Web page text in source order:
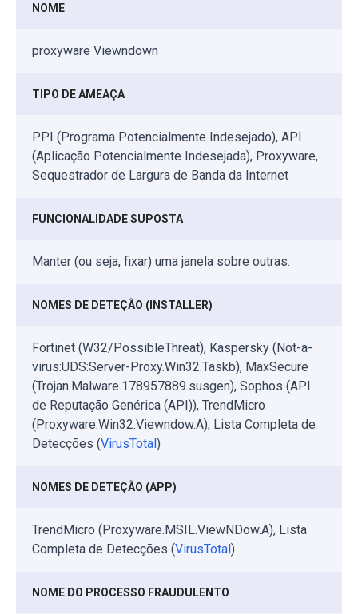
NOME
proxyware Viewndown
TIPO DE AMEAÇA
PPI (Programa Potencialmente Indesejado), API
(Aplicação Potencialmente Indesejada), Proxyware,
Sequestrador de Largura de Banda da Internet
FUNCIONALIDADE SUPOSTA
Manter (ou seja, fixar) uma janela sobre outras.
NOMES DE DETEÇÃO (INSTALLER)
Fortinet (W32/PossibleThreat), Kaspersky (Not-a-
virus:UDS:Server-Proxy.Win32.Taskb), MaxSecure
(Trojan.Malware.178957889.susgen), Sophos (API
de Reputação Genérica (API)), TrendMicro
(Proxyware.Win32.Viewndow.A), Lista Completa de
Detecções (VirusTotal)
NOMES DE DETEÇÃO (APP)
TrendMicro (Proxyware.MSIL.ViewNDow.A), Lista
Completa de Detecções (VirusTotal)
NOME DO PROCESSO FRAUDULENTO